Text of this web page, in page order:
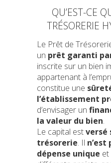
QU’EST-CE
TRÉSORERIE
Le Prêt de
un prêt garanti
inscrite sur un bien
appartenant à
constitue une
l’établissement
d’envisager un
la valeur du bien.
Le capital estversé
trésorerie. Il n’est
dépense unique